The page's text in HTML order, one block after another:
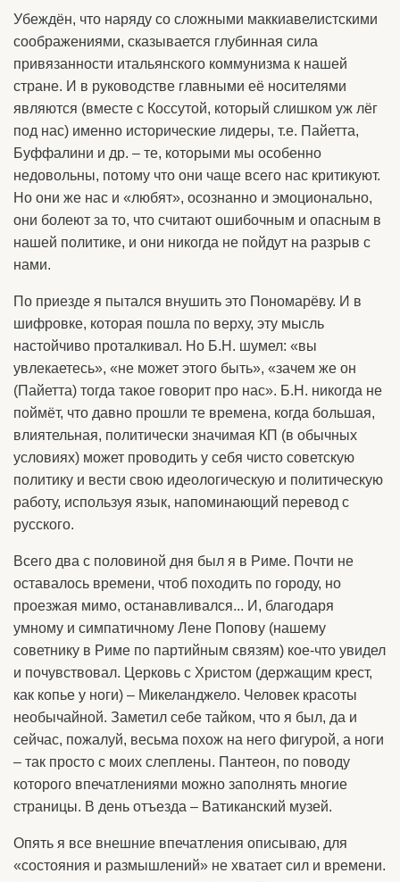
Убеждён, что наряду со сложными маккиавелистскими
соображениями, сказывается глубинная сила
привязанности итальянского коммунизма к нашей
стране. И в руководстве главными её носителями
являются (вместе с Коссутой, который слишком уж лёг
под нас) именно исторические лидеры, т.е. Пайетта,
Буффалини и др. – те, которыми мы особенно
недовольны, потому что они чаще всего нас критикуют.
Но они же нас и «любят», осознанно и эмоционально,
они болеют за то, что считают ошибочным и опасным в
нашей политике, и они никогда не пойдут на разрыв с
нами.
По приезде я пытался внушить это Пономарёву. И в
шифровке, которая пошла по верху, эту мысль
настойчиво проталкивал. Но Б.Н. шумел: «вы
увлекаетесь», «не может этого быть», «зачем же он
(Пайетта) тогда такое говорит про нас». Б.Н. никогда не
поймёт, что давно прошли те времена, когда большая,
влиятельная, политически значимая КП (в обычных
условиях) может проводить у себя чисто советскую
политику и вести свою идеологическую и политическую
работу, используя язык, напоминающий перевод с
русского.
Всего два с половиной дня был я в Риме. Почти не
оставалось времени, чтоб походить по городу, но
проезжая мимо, останавливался... И, благодаря
умному и симпатичному Лене Попову (нашему
советнику в Риме по партийным связям) кое-что увидел
и почувствовал. Церковь с Христом (держащим крест,
как копье у ноги) – Микеланджело. Человек красоты
необычайной. Заметил себе тайком, что я был, да и
сейчас, пожалуй, весьма похож на него фигурой, а ноги
– так просто с моих слеплены. Пантеон, по поводу
которого впечатлениями можно заполнять многие
страницы. В день отъезда – Ватиканский музей.
Опять я все внешние впечатления описываю, для
«состояния и размышлений» не хватает сил и времени.